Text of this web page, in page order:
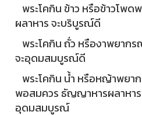
พระโคกิน ข้าว หรือข้าวโพ
ผลาหาร จะบริบูรณ์ดี
พระโคกิน ถั่ว หรืองาพยาก
จะอุดมสมบูรณ์ดี
พระโคกิน น้ำ หรือหญ้าพยา
พอสมควร ธัญญาหารผลาหาร
อุดมสมบูรณ์